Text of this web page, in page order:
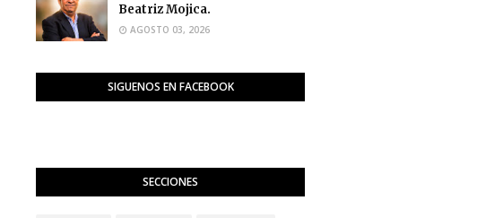
Beatriz Mojica.
AGOSTO 03, 2026
SIGUENOS EN FACEBOOK
SECCIONES